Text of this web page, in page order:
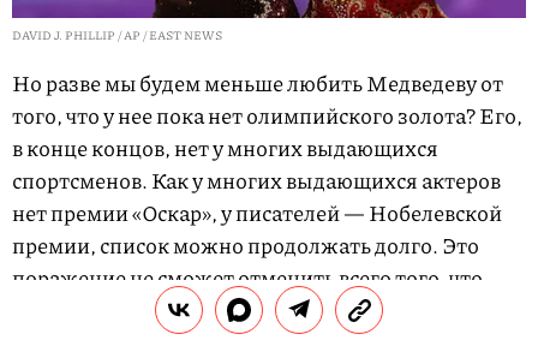
DAVID J. PHILLIP / AP / EAST NEWS
Но разве мы будем меньше любить Медведеву от
того, что у нее пока нет олимпийского золота? Его,
в конце концов, нет у многих выдающихся
спортсменов. Как у многих выдающихся актеров
нет премии «Оскар», у писателей — Нобелевской
премии, список можно продолжать долго. Это
поражение не сможет отменить всего того, что
Женя уже сделала для своего вида спорта — и